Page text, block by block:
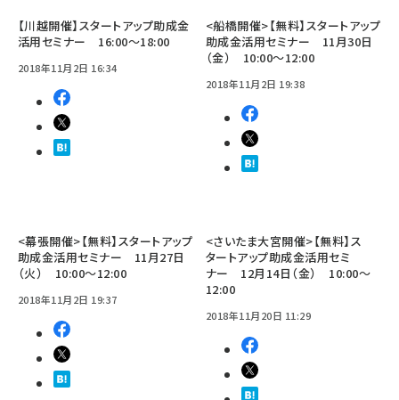
【川越開催】スタートアップ助成金
活用セミナー 16:00～18:00
2018年11月2日 16:34
<船橋開催>【無料】スタートアップ
助成金活用セミナー 11月30日
（金） 10:00～12:00
2018年11月2日 19:38
<幕張開催>【無料】スタートアップ
助成金活用セミナー 11月27日
（火） 10:00～12:00
2018年11月2日 19:37
<さいたま大宮開催>【無料】ス
タートアップ助成金活用セミ
ナー 12月14日（金） 10:00～
12:00
2018年11月20日 11:29